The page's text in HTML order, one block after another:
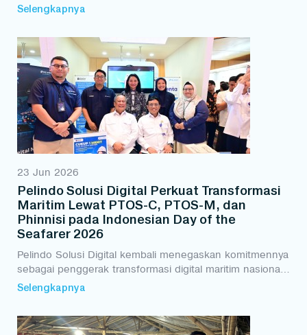
penguatan sumber daya manusia (SDM), sains,
Selengkapnya
23 Jun 2026
Pelindo Solusi Digital Perkuat Transformasi
Maritim Lewat PTOS-C, PTOS-M, dan
Phinnisi pada Indonesian Day of the
Seafarer 2026
Pelindo Solusi Digital kembali menegaskan komitmennya
sebagai penggerak transformasi digital maritim nasional
melalui partisipasi dalam Indonesian Day of the Seafarer
Selengkapnya